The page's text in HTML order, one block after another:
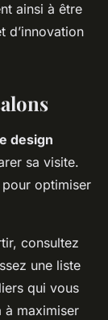
ainsi à être
d’innovation
design
sa visite.
pour optimiser
consultez
une liste
qui vous
à maximiser